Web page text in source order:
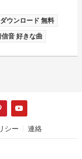
ウンロード 無料
信音 好きな曲
シー 連絡